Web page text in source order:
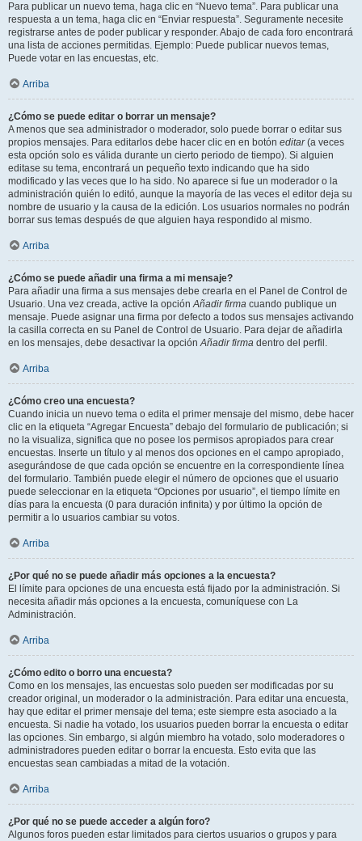
Para publicar un nuevo tema, haga clic en “Nuevo tema”. Para publicar una
respuesta a un tema, haga clic en “Enviar respuesta”. Seguramente necesite
registrarse antes de poder publicar y responder. Abajo de cada foro encontrará
una lista de acciones permitidas. Ejemplo: Puede publicar nuevos temas,
Puede votar en las encuestas, etc.
Arriba
¿Cómo se puede editar o borrar un mensaje?
A menos que sea administrador o moderador, solo puede borrar o editar sus
propios mensajes. Para editarlos debe hacer clic en en botón editar(a veces
esta opción solo es válida durante un cierto periodo de tiempo). Si alguien
editase su tema, encontrará un pequeño texto indicando que ha sido
modificado y las veces que lo ha sido. No aparece si fue un moderador o la
administración quién lo editó, aunque la mayoría de las veces el editor deja su
nombre de usuario y la causa de la edición. Los usuarios normales no podrán
borrar sus temas después de que alguien haya respondido al mismo.
Arriba
¿Cómo se puede añadir una firma a mi mensaje?
Para añadir una firma a sus mensajes debe crearla en el Panel de Control de
Usuario. Una vez creada, active la opciónAñadir firma cuando publique un
mensaje. Puede asignar una firma por defecto a todos sus mensajes activando
la casilla correcta en su Panel de Control de Usuario. Para dejar de añadirla
en los mensajes, debe desactivar la opciónAñadir firma dentro del perfil.
Arriba
¿Cómo creo una encuesta?
Cuando inicia un nuevo tema o edita el primer mensaje del mismo, debe hacer
clic en la etiqueta “Agregar Encuesta” debajo del formulario de publicación; si
no la visualiza, significa que no posee los permisos apropiados para crear
encuestas. Inserte un título y al menos dos opciones en el campo apropiado,
asegurándose de que cada opción se encuentre en la correspondiente línea
del formulario. También puede elegir el número de opciones que el usuario
puede seleccionar en la etiqueta “Opciones por usuario”, el tiempo límite en
días para la encuesta (0 para duración infinita) y por último la opción de
permitir a lo usuarios cambiar su votos.
Arriba
¿Por qué no se puede añadir más opciones a la encuesta?
El límite para opciones de una encuesta está fijado por la administración. Si
necesita añadir más opciones a la encuesta, comuníquese con La
Administración.
Arriba
¿Cómo edito o borro una encuesta?
Como en los mensajes, las encuestas solo pueden ser modificadas por su
creador original, un moderador o la administración. Para editar una encuesta,
hay que editar el primer mensaje del tema; este siempre esta asociado a la
encuesta. Si nadie ha votado, los usuarios pueden borrar la encuesta o editar
las opciones. Sin embargo, si algún miembro ha votado, solo moderadores o
administradores pueden editar o borrar la encuesta. Esto evita que las
encuestas sean cambiadas a mitad de la votación.
Arriba
¿Por qué no se puede acceder a algún foro?
Algunos foros pueden estar limitados para ciertos usuarios o grupos y para